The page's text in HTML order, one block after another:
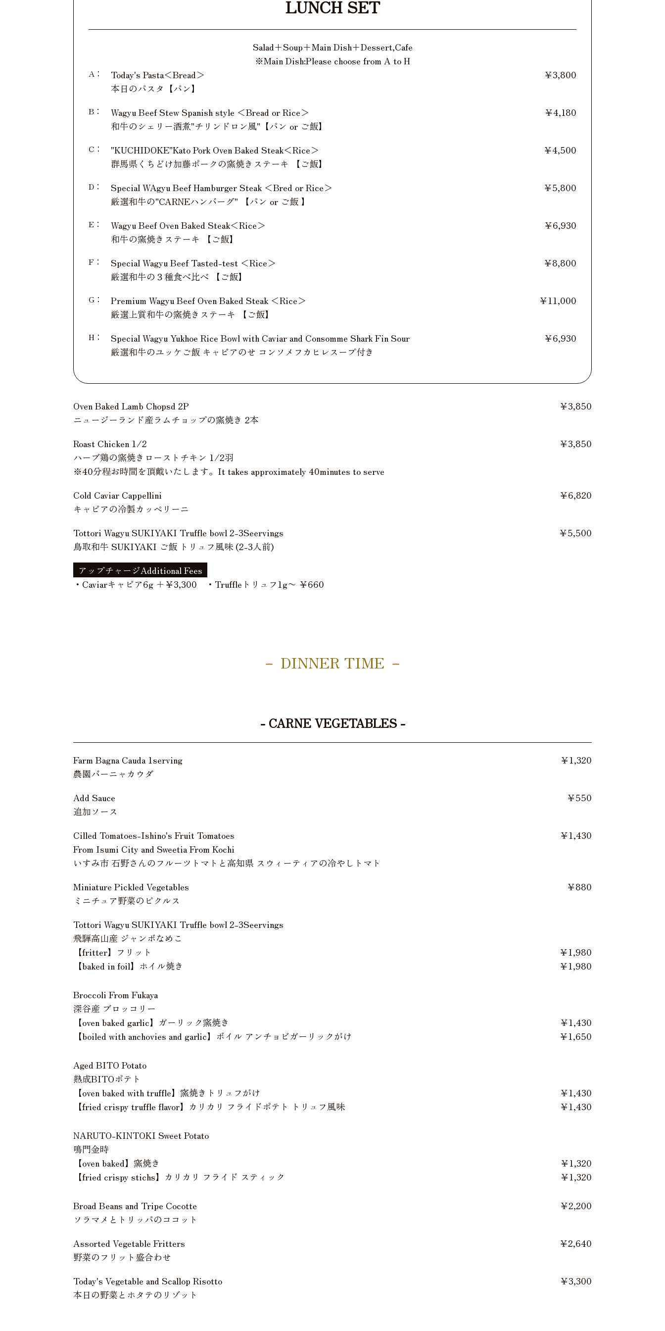
LUNCH SET
Salad+Soup+Main Dish+Dessert,Cafe
※Main Dish:Please choose from A to H
A：
Today's Pasta＜Bread＞
本日のパスタ【パン】
￥3,800
B：
Wagyu Beef Stew Spanish style ＜Bread or Rice＞
和牛のシェリー酒煮"チリンドロン風"【パン or ご飯】
￥4,180
C：
"KUCHIDOKE"Kato Pork Oven Baked Steak＜Rice＞
群馬県くちどけ加藤ポークの窯焼きステーキ 【ご飯】
￥4,500
D：
Special WAgyu Beef Hamburger Steak ＜Bred or Rice＞
厳選和牛の"CARNEハンバーグ" 【パン or ご飯 】
￥5,800
E：
Wagyu Beef Oven Baked Steak＜Rice＞
和牛の窯焼きステーキ 【ご飯】
￥6,930
F：
Special Wagyu Beef Tasted-test ＜Rice＞
厳選和牛の３種食べ比べ 【ご飯】
￥8,800
G：
Premium Wagyu Beef Oven Baked Steak ＜Rice＞
厳選上質和牛の窯焼きステーキ 【ご飯】
￥11,000
H：
Special Wagyu Yukhoe Rice Bowl with Caviar and Consomme Shark Fin Sour
厳選和牛のユッケご飯 キャビアのせ コンソメフカヒレスープ付き
￥6,930
Oven Baked Lamb Chopsd 2P
ニュージーランド産ラムチョップの窯焼き 2本
￥3,850
Roast Chicken 1/2
ハーブ鶏の窯焼きローストチキン 1/2羽
※40分程お時間を頂戴いたします。It takes approximately 40minutes to serve
￥3,850
Cold Caviar Cappellini
キャビアの冷製カッペリーニ
￥6,820
Tottori Wagyu SUKIYAKI Truffle bowl 2-3Seervings
鳥取和牛 SUKIYAKI ご飯 トリュフ風味 (2-3人前)
￥5,500
アップチャージAdditional Fees
・Caviarキャビア6g ＋￥3,300
・Truffleトリュフ1g〜 ￥660
－ DINNER TIME －
- CARNE VEGETABLES -
Farm Bagna Cauda 1serving
農園バーニャカウダ
￥1,320
Add Sauce
追加ソース
￥550
Cilled Tomatoes-Ishino's Fruit Tomatoes
From Isumi City and Sweetia From Kochi
いすみ市 石野さんのフルーツトマトと高知県 スウィーティアの冷やしトマト
￥1,430
Miniature Pickled Vegetables
ミニチュア野菜のピクルス
￥880
Tottori Wagyu SUKIYAKI Truffle bowl 2-3Seervings
飛騨高山産 ジャンボなめこ
【fritter】フリット
￥1,980
【baked in foil】ホイル焼き
￥1,980
Broccoli From Fukaya
深谷産 ブロッコリー
【oven baked garlic】ガーリック窯焼き
￥1,430
【boiled with anchovies and garlic】ボイル アンチョビガーリックがけ
￥1,650
Aged BITO Potato
熟成BITOポテト
【oven baked with truffle】窯焼きトリュフがけ
￥1,430
【fried crispy truffle flavor】カリカリ フライドポテト トリュフ風味
￥1,430
NARUTO-KINTOKI Sweet Potato
鳴門金時
【oven baked】窯焼き
￥1,320
【fried crispy stichs】カリカリ フライド スティック
￥1,320
Broad Beans and Tripe Cocotte
ソラマメとトリッパのココット
￥2,200
Assorted Vegetable Fritters
野菜のフリット盛合わせ
￥2,640
Today's Vegetable and Scallop Risotto
本日の野菜とホタテのリゾット
￥3,300